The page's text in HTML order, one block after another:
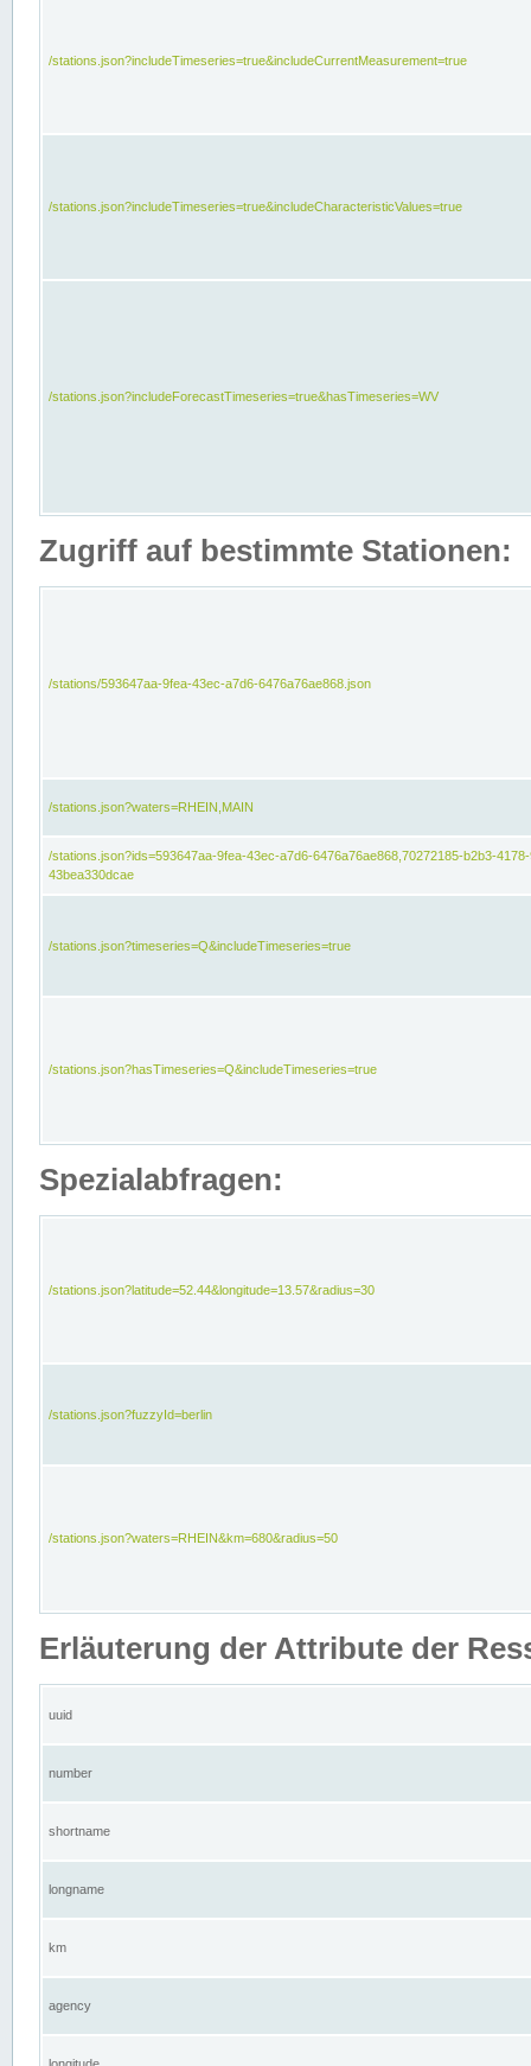
/stations.json?includeTimeseries=true&includeCurrentMeasurement=true
/stations.json?includeTimeseries=true&includeCharacteristicValues=true
/stations.json?includeForecastTimeseries=true&hasTimeseries=WV
Zugriff auf bestimmte Stationen:
/stations/593647aa-9fea-43ec-a7d6-6476a76ae868.json
/stations.json?waters=RHEIN,MAIN
/stations.json?ids=593647aa-9fea-43ec-a7d6-6476a76ae868,70272185-b2b3-
43bea330dcae
/stations.json?timeseries=Q&includeTimeseries=true
/stations.json?hasTimeseries=Q&includeTimeseries=true
Spezialabfragen:
/stations.json?latitude=52.44&longitude=13.57&radius=30
/stations.json?fuzzyId=berlin
/stations.json?waters=RHEIN&km=680&radius=50
Erläuterung der Attribute der
uuid
number
shortname
longname
km
agency